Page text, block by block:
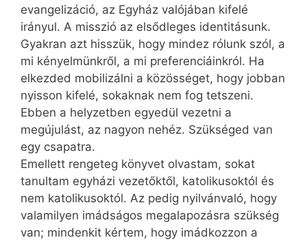
evangelizáció, az Egyház valójában kifelé
irányul. A misszió az elsődleges identitásunk.
Gyakran azt hisszük, hogy mindez rólunk szól, a
mi kényelmünkről, a mi preferenciáinkról. Ha
elkezded mobilizálni a közösséget, hogy jobban
nyisson kifelé, sokaknak nem fog tetszeni.
Ebben a helyzetben egyedül vezetni a
megújulást, az nagyon nehéz. Szükséged van
egy csapatra.
Emellett rengeteg könyvet olvastam, sokat
tanultam egyházi vezetőktől, katolikusoktól és
nem katolikusoktól. Az pedig nyilvánvaló, hogy
valamilyen imádságos megalapozásra szükség
van; mindenkit kértem, hogy imádkozzon a